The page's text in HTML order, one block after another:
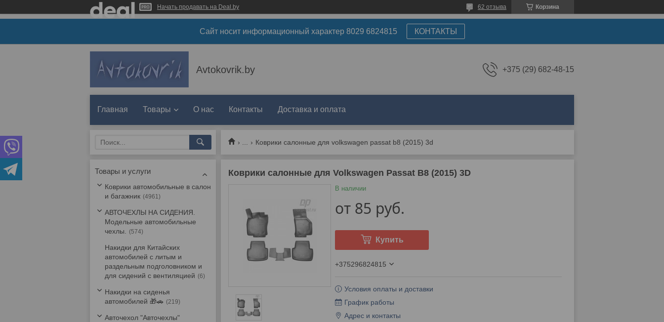
Начать продавать на Deal.by Корзина
62 отзыва
Сайт носит информационный характер 8029 6824815 КОНТАКТЫ
Avtokovrik.by +375 (29) 682-48-15
Главная Товары О нас Контакты Доставка и оплата
Коврики салонные для volkswagen passat b8 (2015) 3d
Коврики салонные для Volkswagen Passat B8 (2015) 3D
В наличии
от 85 руб.
Купить
+375296824815
Условия оплаты и доставки
График работы
Адрес и контакты
Товары и услуги
Коврики автомобильные в салон
и багажник
4961
АВТОЧЕХЛЫ НА СИДЕНИЯ.
Модельные автомобильные
чехлы.
574
Накидки для Китайских
автомобилей с литым и
раздельным подголовником и
для сидений с вентиляцией
6
Накидки на сиденья
автомобилей 🎁🚗
219
Авточехол "Авточехлы"